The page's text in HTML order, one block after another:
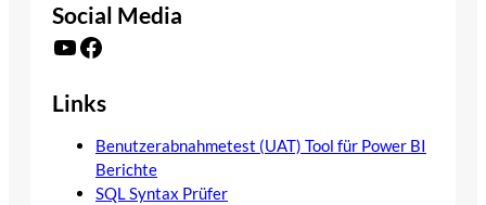
Social Media
YouTube Facebook
Links
Benutzerabnahmetest (UAT) Tool für Power BI
Berichte
SQL Syntax Prüfer